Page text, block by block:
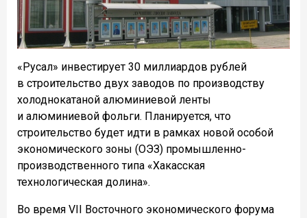
«Русал» инвестирует 30 миллиардов рублей
в строительство двух заводов по производству
холоднокатаной алюминиевой ленты
и алюминиевой фольги. Планируется, что
строительство будет идти в рамках новой особой
экономического зоны (ОЭЗ) промышленно-
производственного типа «Хакасская
технологическая долина».
Во время VII Восточного экономического форума